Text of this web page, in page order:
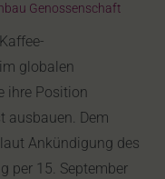
Genossenschaft
globalen
ihre Position
ausbauen. Dem
Ankündigung des
per 15. September